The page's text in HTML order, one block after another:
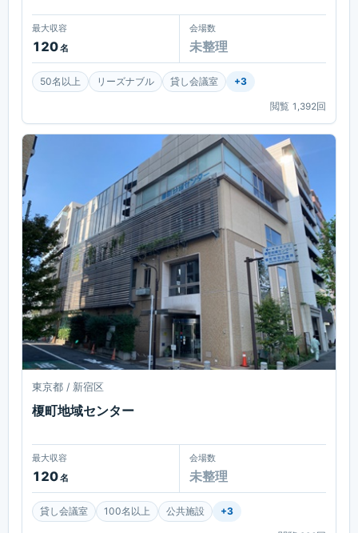
最大収容
120名
会場数
未整理
50名以上 リーズナブル 貸し会議室 +3
閲覧 1,392回
東京都 / 新宿区
榎町地域センター
最大収容
120名
会場数
未整理
貸し会議室 100名以上 公共施設 +3